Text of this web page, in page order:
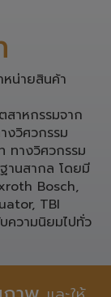
ป็น
หน่ายสินค้า
สาหกรรมจาก
งวิศวกรรม
ทางวิศวกรรม
านสากล โดยมี
Bosch,
TBI
ความนิยมไปทั่ว